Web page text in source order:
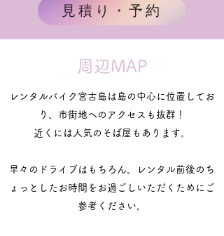
見積り・予約
周辺MAP
レンタルバイク宮古島は島の中心に位置してお
り、市街地へのアクセスも抜群！
近くには人気のそば屋もあります。
早々のドライブはもちろん、レンタル前後のち
ょっとしたお時間をお過ごしいただくためにご
参考ください。